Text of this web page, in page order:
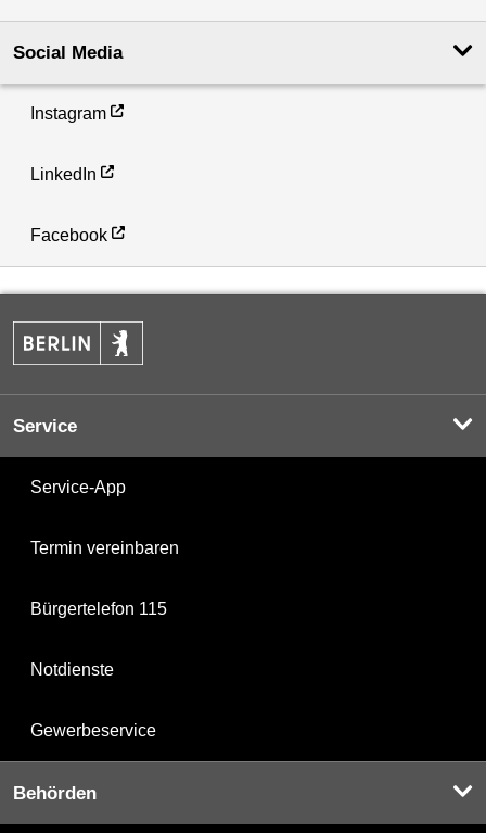
Social Media
Instagram
LinkedIn
Facebook
Service
Service-App
Termin vereinbaren
Bürgertelefon 115
Notdienste
Gewerbeservice
Behörden